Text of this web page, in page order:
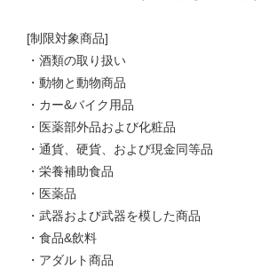
[制限対象商品]
・酒類の取り扱い
・動物と動物商品
・カー&バイク用品
・医薬部外品および化粧品
・通貨、硬貨、および現金同等品
・栄養補助食品
・医薬品
・武器および武器を模した商品
・食品&飲料
・アダルト商品